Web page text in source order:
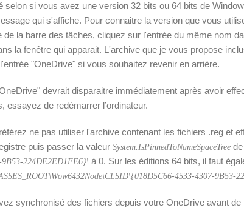
selon si vous avez une version 32 bits ou 64 bits de
qui s'affiche. Pour connaitre la version que vous
de la barre des tâches, cliquez sur l'entrée du même nom
la fenêtre qui apparait. L'archive que je vous propose
"OneDrive" si vous souhaitez revenir en arrière.
devrait disparaitre immédiatement après avoir
essayez de redémarrer l’ordinateur.
ne pas utiliser l'archive contenant les fichiers .reg et
puis passer la valeur System.IsPinnedToNameSpaceTree
9B53-224DE2ED1FE6}\ à 0. Sur les éditions 64 bits, il faut
4533-4307-9B53-
synchronisé des fichiers depuis votre OneDrive avant